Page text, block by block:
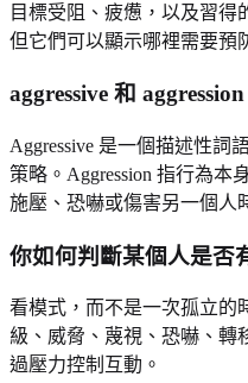
目標受阻、疲憊，以及習得
但它們可以顯示哪裡需要預
aggressive 和
Aggressive 是一個描述性詞
策略。Aggression 指行為本
施壓、恐嚇或傷害另一個人
你如何判斷某個人是否
看模式，而不是一次孤立的
級、威脅、蔑視、恐嚇、轉
過壓力控制互動。